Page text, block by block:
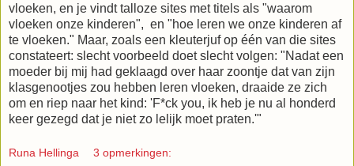
vloeken, en je vindt talloze sites met titels als "waarom
vloeken onze kinderen", en "hoe leren we onze kinderen af
te vloeken." Maar, zoals een kleuterjuf op één van die sites
constateert: slecht voorbeeld doet slecht volgen: "Nadat een
moeder bij mij had geklaagd over haar zoontje dat van zijn
klasgenootjes zou hebben leren vloeken, draaide ze zich
om en riep naar het kind: 'F*ck you, ik heb je nu al honderd
keer gezegd dat je niet zo lelijk moet praten.'"
Runa Hellinga 3 opmerkingen: